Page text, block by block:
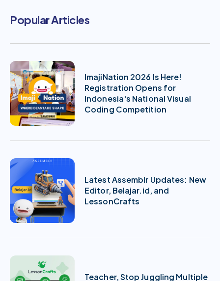
Popular Articles
ImajiNation 2026 Is Here!
Registration Opens for
Indonesia's National Visual
Coding Competition
Latest Assemblr Updates: New
Editor, Belajar.id, and
LessonCrafts
Teacher, Stop Juggling Multiple